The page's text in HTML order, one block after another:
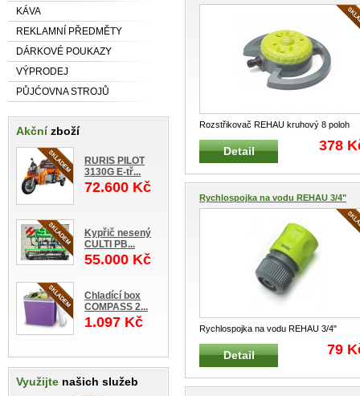
KÁVA
REKLAMNÍ PŘEDMĚTY
DÁRKOVÉ POUKAZY
VÝPRODEJ
PŮJĆOVNA STROJŮ
Akčnízboží
RURIS PILOT
3130G E-tř...
72.600 Kč
Kypřič nesený
CULTI PB...
55.000 Kč
Chladící box
COMPASS 2...
1.097 Kč
Využijte našich služeb
Rozstřikovač REHAU kruhový 8 poloh
REHAU 247198 Plastový kruhový...
Detail 378
Rychlospojka na vodu REHAU 3/4"
Rychlospojka na vodu REHAU 3/4"
Hadicová rychlospojka REHAU Rychlos
Detail 79